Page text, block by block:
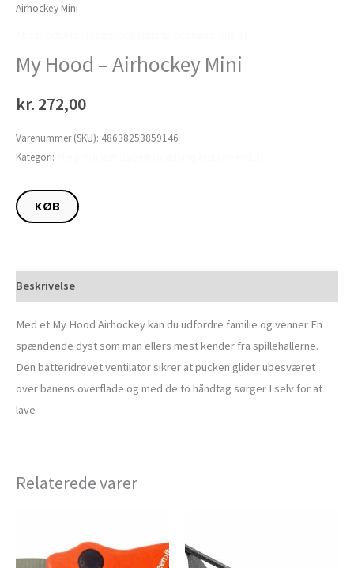
Airhockey Mini
My Hood – Airhockey Mini
kr. 272,00
Varenummer (SKU): 48638253859146
Kategori:
KØB
Beskrivelse
Med et My Hood Airhockey kan du udfordre familie og venner En
spændende dyst som man ellers mest kender fra spillehallerne.
Den batteridrevet ventilator sikrer at pucken glider ubesværet
over banens overflade og med de to håndtag sørger I selv for at
lave
Relaterede varer